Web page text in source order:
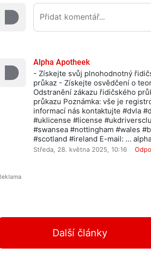
Alpha Apotheek
- Získejte svůj plnohodnotný
průkaz - Získejte osvědčení o
Odstranění zákazu řidičského
průkazu Poznámka: vše je
informací nás kontaktujte #dvla
#uklicense #license
#swansea #nottingham #wales
#scotland #ireland E-mail: ...
Středa, 28. května 2025, 10:16
Další články